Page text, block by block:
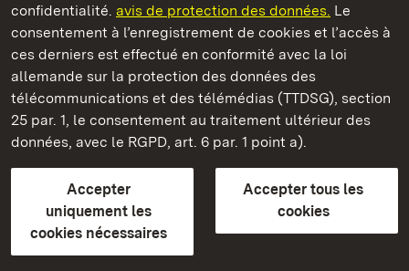
confidentialité. avis de protection des données. Le
consentement à l’enregistrement de cookies et l’accès à
ces derniers est effectué en conformité avec la loi
allemande sur la protection des données des
télécommunications et des télémédias (TTDSG), section
25 par. 1, le consentement au traitement ultérieur des
données, avec le RGPD, art. 6 par. 1 point a).
Accepter
uniquement les
cookies nécessaires
Accepter tous les
cookies
Châteaux et jardins publics du Bade-Wurtemberg
ContactFAQ et réponsesMentions légales
Protection des données
Explications sur l’accessibilité
BITV-konform (geprüfte Seiten)
plus loin
Accueil
Monuments